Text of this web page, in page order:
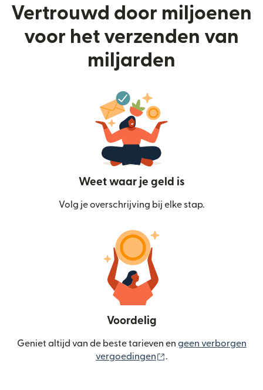
Vertrouwd door miljoenen
voor het verzenden van
miljarden
Weet waar je geld is
Volg je overschrijving bij elke stap.
Voordelig
Geniet altijd van de beste tarieven en geen verborgen
vergoedingen
.